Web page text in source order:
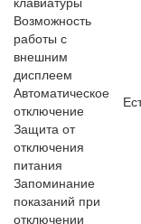
Возможность
работы с
внешним
дисплеем
Автоматическое
отключение
Защита от
отключения
питания
Запоминание
показаний при
отключении